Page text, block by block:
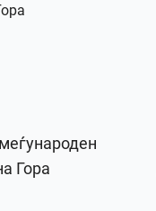
Гора